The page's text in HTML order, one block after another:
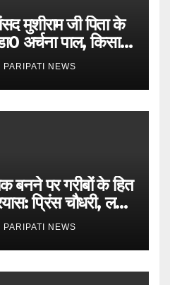
मुशीराम जी पिता के
अर्चना पाल, किसान
PARIPATI NEWS
पर गरीबों के हित
प्रिंस चौधरी, लगाई
PARIPATI NEWS